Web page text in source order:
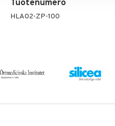
Tuotenumero
HLA02-ZP-100